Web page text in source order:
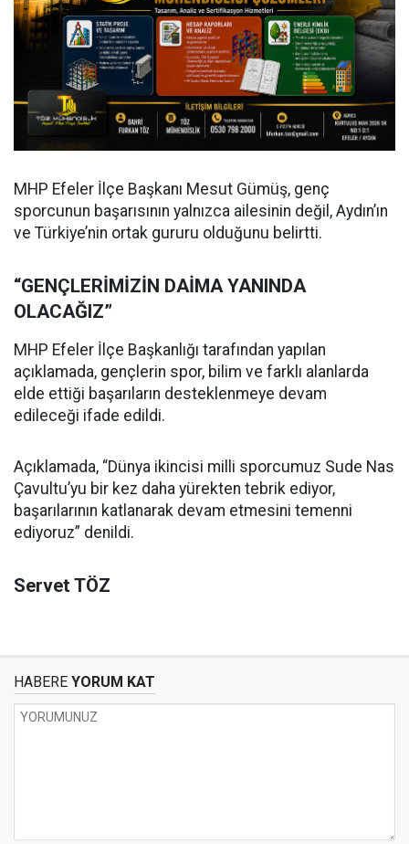
MHP Efeler İlçe Başkanı Mesut Gümüş, genç
sporcunun başarısının yalnızca ailesinin değil, Aydın’ın
ve Türkiye’nin ortak gururu olduğunu belirtti.
“GENÇLERİMİZİN DAİMA YANINDA
OLACAĞIZ”
MHP Efeler İlçe Başkanlığı tarafından yapılan
açıklamada, gençlerin spor, bilim ve farklı alanlarda
elde ettiği başarıların desteklenmeye devam
edileceği ifade edildi.
Açıklamada, “Dünya ikincisi milli sporcumuz Sude Nas
Çavultu’yu bir kez daha yürekten tebrik ediyor,
başarılarının katlanarak devam etmesini temenni
ediyoruz” denildi.
Servet TÖZ
HABERE YORUM KAT